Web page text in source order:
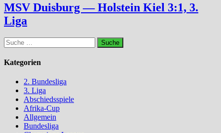
MSV Duisburg — Holstein Kiel 3:1, 3.
Liga
Suche
nach:
Kategorien
2. Bundesliga
3. Liga
Abschiedsspiele
Afrika-Cup
Allgemein
Bundesliga